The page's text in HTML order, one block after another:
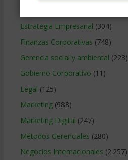
Estrategia Empresarial (304)
Finanzas Corporativas (748)
Gerencia social y ambiental (223)
Gobierno Corporativo (11)
Legal (125)
Marketing(988)
Marketing Digital (247)
Métodos Gerenciales (280)
Negocios Internacionales (2.257)